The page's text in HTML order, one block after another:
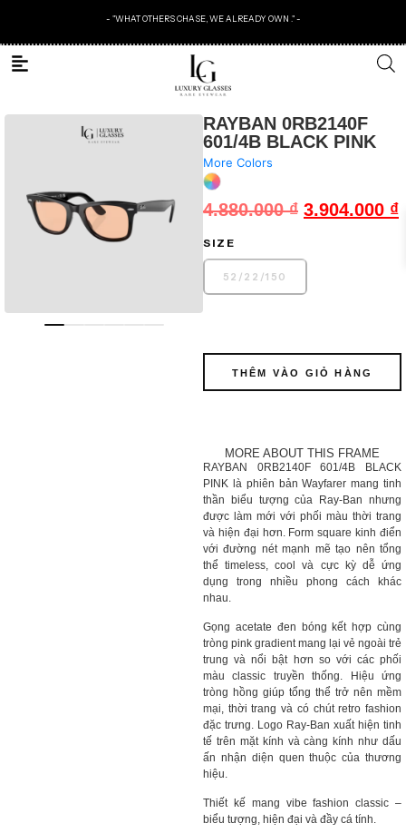
- "WHAT OTHERS CHASE, WE ALREADY OWN ." -
RAYBAN 0RB2140F
601/4B BLACK PINK
More Colors
4.880.000₫ 3.904.000 ₫
SIZE
52 / 22 /150
THÊM VÀO GIỎ HÀNG
MORE ABOUT THIS FRAME
RAYBAN 0RB2140F 601/4B BLACK
PINK là phiên bản Wayfarer mang tinh
thần biểu tượng của Ray-Ban nhưng
được làm mới với phối màu thời trang
và hiện đại hơn. Form square kinh điển
với đường nét mạnh mẽ tạo nên tổng
thể timeless, cool và cực kỳ dễ ứng
dụng trong nhiều phong cách khác
nhau.
Gọng acetate đen bóng kết hợp cùng
tròng pink gradient mang lại vẻ ngoài trẻ
trung và nổi bật hơn so với các phối
màu classic truyền thống. Hiệu ứng
tròng hồng giúp tổng thể trở nên mềm
mại, thời trang và có chút retro fashion
đặc trưng. Logo Ray-Ban xuất hiện tinh
tế trên mặt kính và càng kính như dấu
ấn nhận diện quen thuộc của thương
hiệu.
Thiết kế mang vibe fashion classic –
biểu tượng, hiện đại và đầy cá tính.